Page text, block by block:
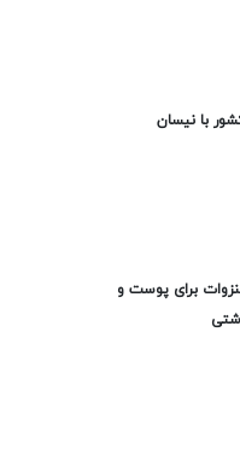
با نیسان
برای پوست و